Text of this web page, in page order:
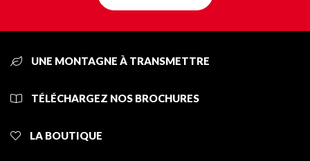
UNE MONTAGNE À TRANSMETTRE
TÉLÉCHARGEZ NOS BROCHURES
LA BOUTIQUE